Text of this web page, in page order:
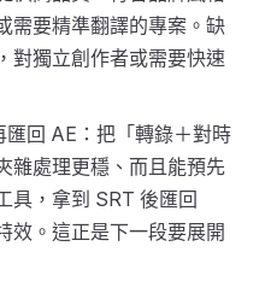
需要精準翻譯的專案。缺
對獨立創作者或需要快速
回 AE：把「轉錄＋對時
雜處理更穩、而且能預先
具，拿到 SRT 後匯回
效。這正是下一段要展開